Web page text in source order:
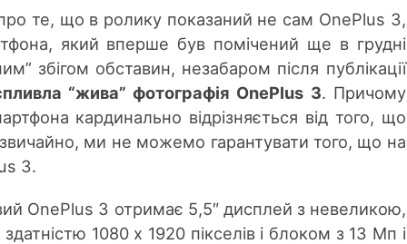
про те, що в ролику показаний не сам OnePlus 3,
який вперше був помічений ще в грудні
збігом обставин, незабаром після публікації
“жива” фотографія OnePlus 3. Причому
кардинально відрізняється від того, що
ми не можемо гарантувати того, що на
3.
OnePlus 3 отримає 5,5″ дисплей з невеликою,
1080 x 1920 пікселів і блоком з 13 Мп і